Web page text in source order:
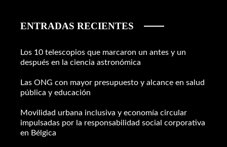
ENTRADAS RECIENTES
Los 10 telescopios que marcaron un antes y un
después en la ciencia astronómica
Las ONG con mayor presupuesto y alcance en salud
pública y educación
Movilidad urbana inclusiva y economía circular
impulsadas por la responsabilidad social corporativa
en Bélgica